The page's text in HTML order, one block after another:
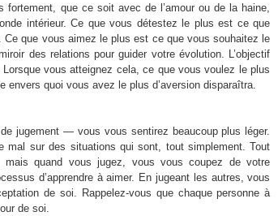
fortement, que ce soit avec de l’amour ou de la haine,
intérieur. Ce que vous détestez le plus est ce que
que vous aimez le plus est ce que vous souhaitez le
des relations pour guider votre évolution. L’objectif
vous atteignez cela, ce que vous voulez le plus
envers quoi vous avez le plus d’aversion disparaîtra.
jugement — vous vous sentirez beaucoup plus léger.
mal sur des situations qui sont, tout simplement. Tout
mais quand vous jugez, vous vous coupez de votre
d’apprendre à aimer. En jugeant les autres, vous
de soi. Rappelez-vous que chaque personne à
de soi.